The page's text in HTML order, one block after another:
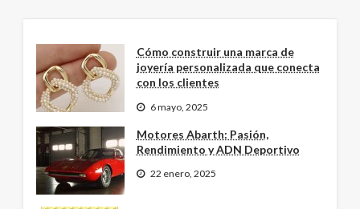
Cómo construir una marca de
joyería personalizada que conecta
con los clientes
6 mayo, 2025
Motores Abarth: Pasión,
Rendimiento y ADN Deportivo
22 enero, 2025